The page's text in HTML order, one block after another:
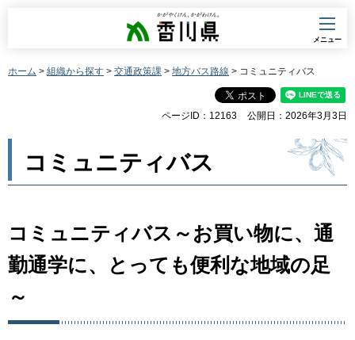
香川県
メニュー
ホーム > 組織から探す > 交通政策課 > 地方バス路線 > コミュニティバス
ページID：12163 公開日：2026年3月3日
コミュニティバス
コミュニティバス～お買い物に、通
勤通学に、とっても便利な地域の足
～